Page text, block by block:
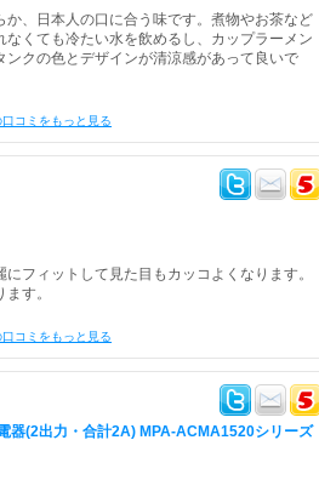
、日本人の口に合う味です。煮物やお茶など
くても冷たい水を飲めるし、カップラーメン
クの色とデザインが清涼感があって良いで
口コミをもっと見る
フィットして見た目もカッコよくなります。
す。
口コミをもっと見る
器(2出力・合計2A) MPA-ACMA1520シリーズ